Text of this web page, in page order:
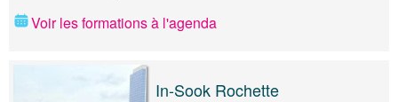
Voir les formations à l'agenda
In-Sook Rochette